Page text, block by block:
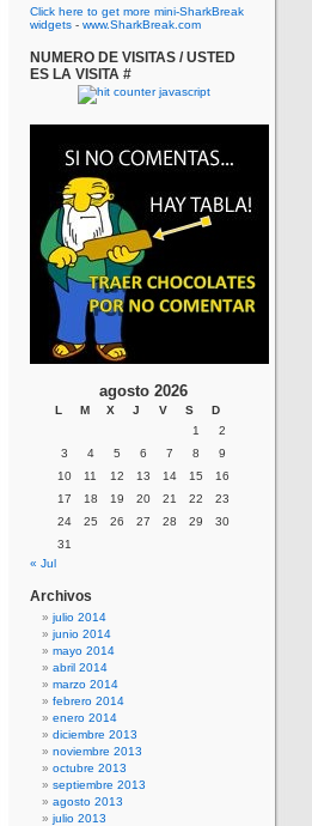
Click here to get more mini-SharkBreak
widgets - www.SharkBreak.com
NUMERO DE VISITAS / USTED
ES LA VISITA #
agosto 2026
L M X J V S
D
1
2
3
4 5 6 7 8
9
10
11 12 13 14 15
16
17
18 19 20 21 22
23
24
25 26 27 28 29
30
31
« Jul
Archivos
julio 2014
junio 2014
mayo 2014
abril 2014
marzo 2014
febrero 2014
enero 2014
diciembre 2013
noviembre 2013
octubre 2013
septiembre 2013
agosto 2013
julio 2013